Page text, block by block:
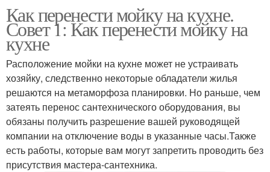
Как перенести мойку на кухне.
Совет 1: Как перенести мойку на
кухне
Расположение мойки на кухне может не устраивать
хозяйку, следственно некоторые обладатели жилья
решаются на метаморфоза планировки. Но раньше, чем
затеять перенос сантехнического оборудования, вы
обязаны получить разрешение вашей руководящей
компании на отключение воды в указанные часы.Также
есть работы, которые вам могут запретить проводить без
присутствия мастера-сантехника.